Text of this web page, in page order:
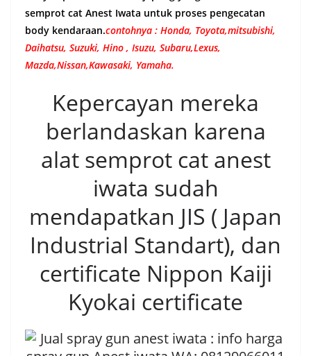
semprot cat Anest Iwata untuk proses pengecatan
body kendaraan.contohnya : Honda, Toyota,mitsubishi,
Daihatsu, Suzuki, Hino , Isuzu, Subaru,Lexus,
Mazda,Nissan,Kawasaki, Yamaha.
Kepercayan mereka
berlandaskan karena
alat semprot cat anest
iwata sudah
mendapatkan JIS ( Japan
Industrial Standart), dan
certificate Nippon Kaiji
Kyokai certificate